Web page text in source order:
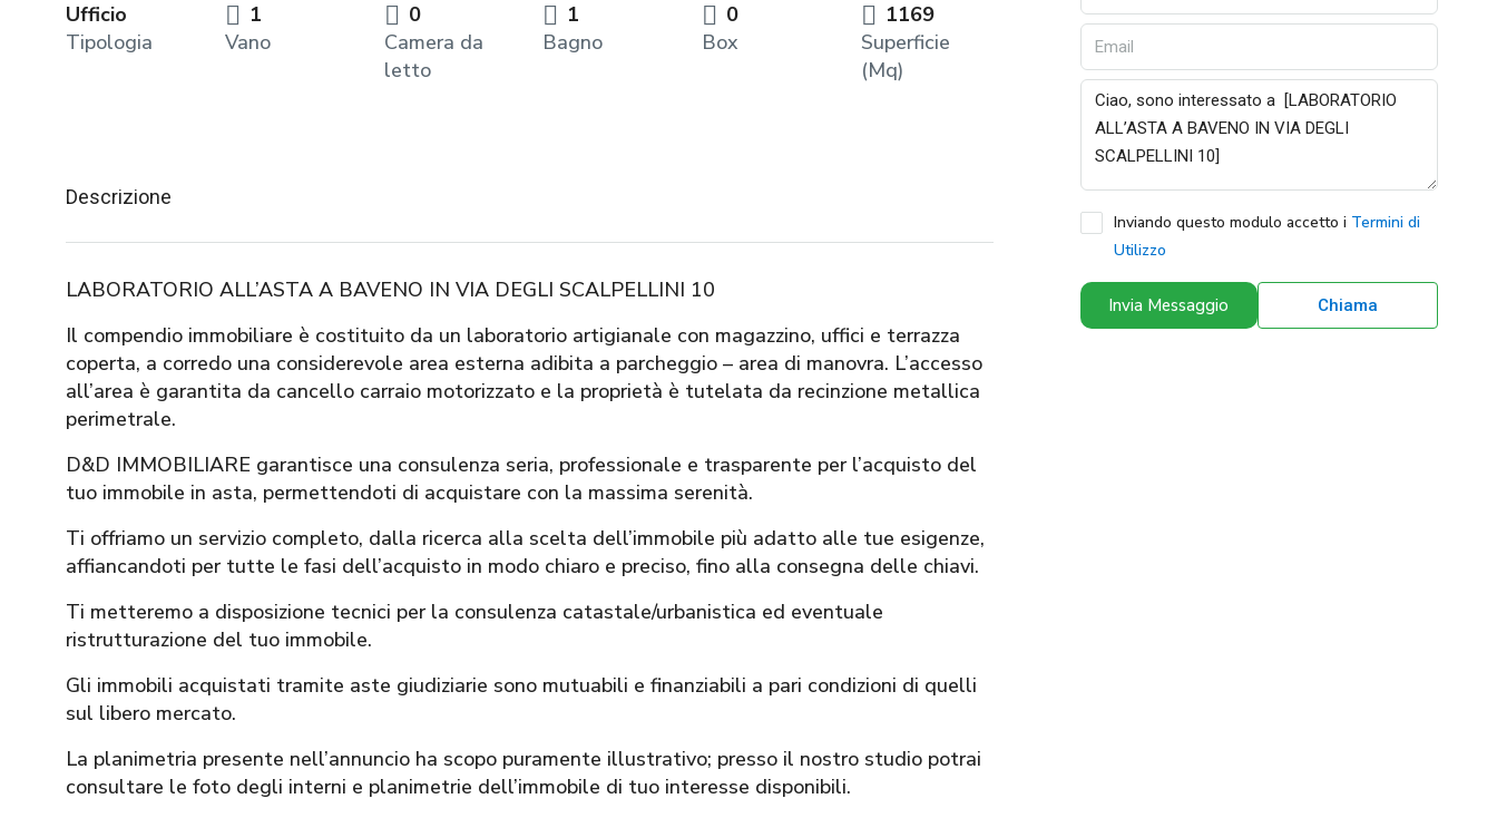
Ufficio
Tipologia
1
Vano
0
Camera da
letto
1
Bagno
0
Box
1169
Superficie
(Mq)
Descrizione
LABORATORIO ALL’ASTA A BAVENO IN VIA DEGLI SCALPELLINI 10
Il compendio immobiliare è costituito da un laboratorio artigianale con magazzino, uffici e terrazza
coperta, a corredo una considerevole area esterna adibita a parcheggio – area di manovra. L’accesso
all’area è garantita da cancello carraio motorizzato e la proprietà è tutelata da recinzione metallica
perimetrale.
D&D IMMOBILIARE garantisce una consulenza seria, professionale e trasparente per l’acquisto del
tuo immobile in asta, permettendoti di acquistare con la massima serenità.
Ti offriamo un servizio completo, dalla ricerca alla scelta dell’immobile più adatto alle tue esigenze,
affiancandoti per tutte le fasi dell’acquisto in modo chiaro e preciso, fino alla consegna delle chiavi.
Ti metteremo a disposizione tecnici per la consulenza catastale/urbanistica ed eventuale
ristrutturazione del tuo immobile.
Gli immobili acquistati tramite aste giudiziarie sono mutuabili e finanziabili a pari condizioni di quelli
sul libero mercato.
La planimetria presente nell’annuncio ha scopo puramente illustrativo; presso il nostro studio potrai
consultare le foto degli interni e planimetrie dell’immobile di tuo interesse disponibili.
Inviando questo modulo accetto i Termini di
Utilizzo
Invia Messaggio Chiama